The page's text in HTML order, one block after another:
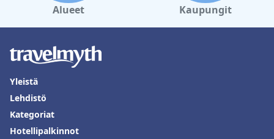
Alueet Kaupungit
Yleistä
Lehdistö
Kategoriat
Hotellipalkinnot